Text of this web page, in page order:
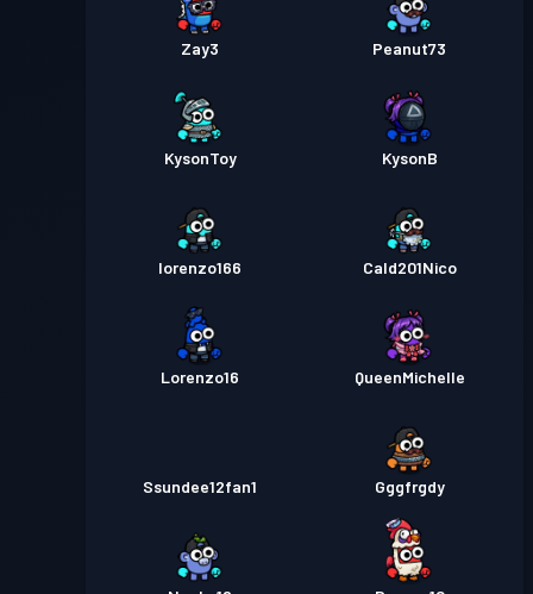
Zay3 Peanut73
KysonToy KysonB
lorenzo166 Cald201Nico
Lorenzo16 QueenMichelle
Ssundee12fan1 Gggfrgdy